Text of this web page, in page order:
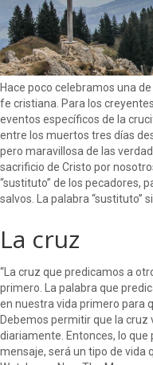
Hace poco celebramos una
fe cristiana. Para los
eventos específicos de la
entre los muertos tres días
pero maravillosa de las
sacrificio de Cristo por
“sustituto” de los pecadores,
salvos. La palabra “sustituto”
La cruz
“La cruz que predicamos a
primero. La palabra que
en nuestra vida primero para
Debemos permitir que la
diariamente. Entonces, lo
mensaje, será un tipo de vida